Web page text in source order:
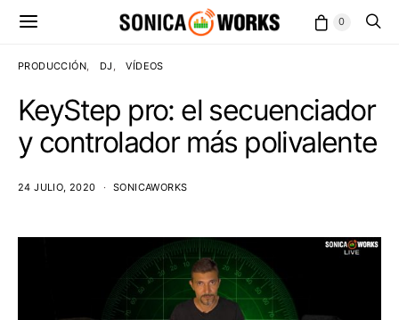
0
PRODUCCIÓN DJ VÍDEOS
KeyStep pro: el secuenciador
y controlador más polivalente
24 JULIO, 2020 SONICAWORKS